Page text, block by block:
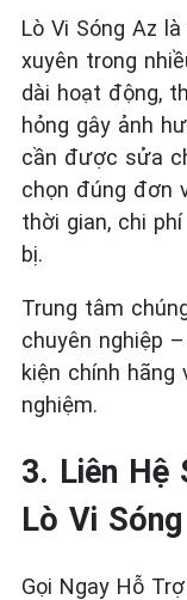
Lò Vi Sóng Az
xuyên trong
dài hoạt động,
hỏng gây ảnh
cần được sửa
chọn đúng đơn
thời gian, chi
bị.
Trung tâm
chuyên nghiệp
kiện chính
nghiệm.
3. Liên Hệ
Lò Vi Sóng
Gọi Ngay Hỗ